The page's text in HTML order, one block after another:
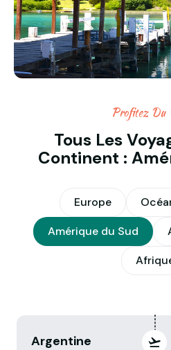
Profitez Du
Tous Les
Continent :
Europe
Amérique du Sud
Argentine